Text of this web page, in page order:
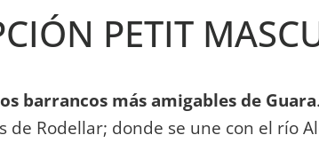
PETIT
barrancos más amigables de Guara
de Rodellar; donde se une con el río